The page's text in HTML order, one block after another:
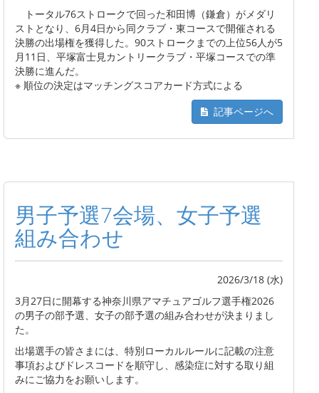
トータル76ストロークで回った和田博（鎌倉）がメダリ
ストとなり、6月4日から同クラブ・東コースで開催される
決勝の出場権を獲得した。90ストロークまでの上位56人が5
月11日、平塚富士見カントリークラブ・平塚コースでの準
決勝に進んだ。
※ 順位の決定はマッチングスコアカード方式による
記事ページへ
男子予選7会場、女子予選
組み合わせ
2026/3/18 (水)
3月27日に開幕する神奈川県アマチュアゴルフ選手権2026
の男子の部予選、女子の部予選の組み合わせが決まりまし
た。
出場選手の皆さまには、特別ローカルルールに記載の注意
事項およびドレスコードを順守し、感染症に対する取り組
みにご協力をお願いします。